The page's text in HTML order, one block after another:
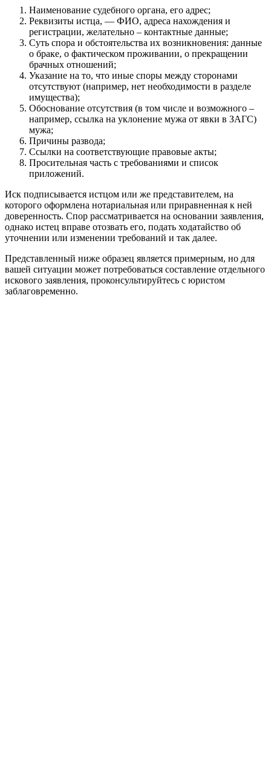
Наименование судебного органа, его адрес;
Реквизиты истца, — ФИО, адреса нахождения и
регистрации, желательно – контактные данные;
Суть спора и обстоятельства их возникновения: данные
о браке, о фактическом проживании, о прекращении
брачных отношений;
Указание на то, что иные споры между сторонами
отсутствуют (например, нет необходимости в разделе
имущества);
Обоснование отсутствия (в том числе и возможного –
например, ссылка на уклонение мужа от явки в ЗАГС)
мужа;
Причины развода;
Ссылки на соответствующие правовые акты;
Просительная часть с требованиями и список
приложений.
Иск подписывается истцом или же представителем, на
которого оформлена нотариальная или приравненная к ней
доверенность. Спор рассматривается на основании заявления,
однако истец вправе отозвать его, подать ходатайство об
уточнении или изменении требований и так далее.
Представленный ниже образец является примерным, но для
вашей ситуации может потребоваться составление отдельного
искового заявления, проконсультируйтесь с юристом
заблаговременно.